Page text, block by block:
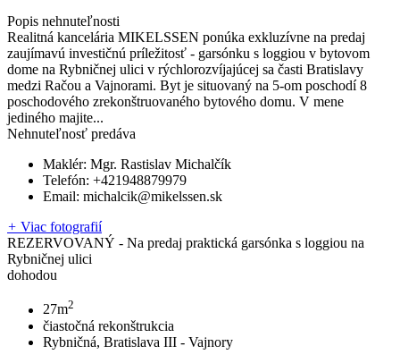
Popis nehnuteľnosti
Realitná kancelária MIKELSSEN ponúka exkluzívne na predaj
zaujímavú investičnú príležitosť - garsónku s loggiou v bytovom
dome na Rybničnej ulici v rýchlorozvíjajúcej sa časti Bratislavy
medzi Račou a Vajnorami. Byt je situovaný na 5-om poschodí 8
poschodového zrekonštruovaného bytového domu. V mene
jediného majite...
Nehnuteľnosť predáva
Maklér: Mgr. Rastislav Michalčík
Telefón: +421948879979
Email: michalcik@mikelssen.sk
+ Viac fotografií
REZERVOVANÝ - Na predaj praktická garsónka s loggiou na
Rybničnej ulici
dohodou
27m2
čiastočná rekonštrukcia
Rybničná, Bratislava III - Vajnory